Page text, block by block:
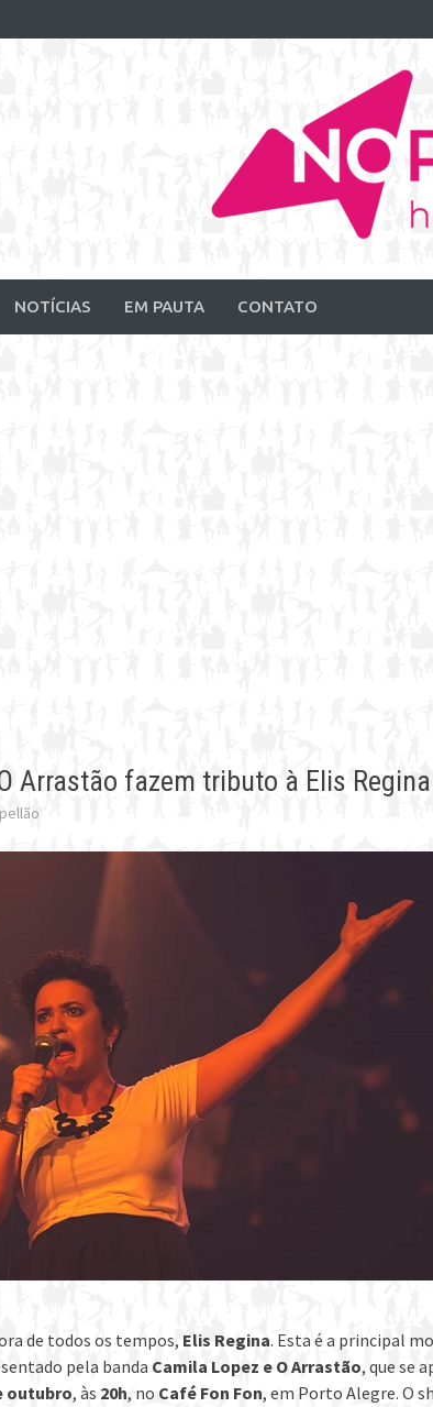
NOTÍCIAS EM PAUTA CONTATO
Arrastão fazem tributo à Elis
de todos os tempos, Elis Regina. Esta é a principal
pela banda Camila Lopez e O Arrastão, que se
outubro, às 20h, no Café Fon Fon, em Porto Alegre. O